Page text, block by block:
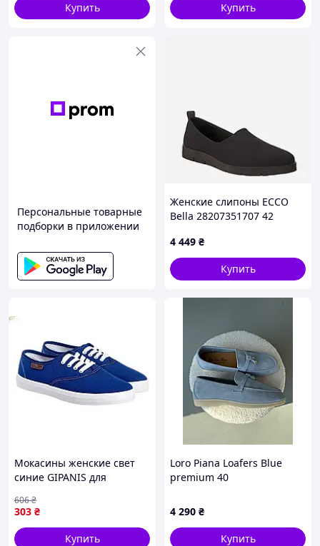
Купить Купить
Персональные товарные
подборки в приложении
Женские слипоны ECCO
Bella 28207351707 42
4 449 ₴
Купить
Мокасины женские свет
синие GIPANIS для
комфортная обувь для лета
303 ₴
606₴
Купить
Loro Piana Loafers Blue
premium 40
4 290 ₴
Купить